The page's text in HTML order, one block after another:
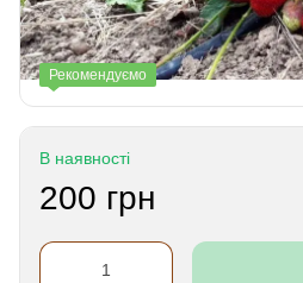
Рекомендуємо
В наявності
200 грн